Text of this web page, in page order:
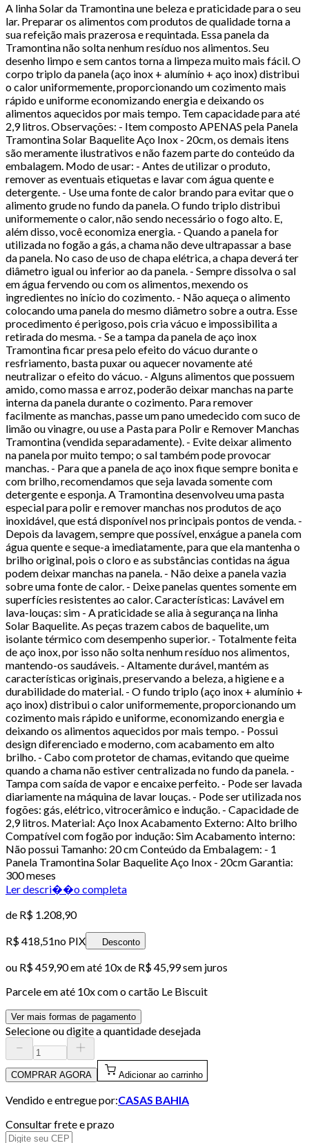
A linha Solar da Tramontina une beleza e praticidade para o seu
lar. Preparar os alimentos com produtos de qualidade torna a
sua refeição mais prazerosa e requintada. Essa panela da
Tramontina não solta nenhum resíduo nos alimentos. Seu
desenho limpo e sem cantos torna a limpeza muito mais fácil. O
corpo triplo da panela (aço inox + alumínio + aço inox) distribui
o calor uniformemente, proporcionando um cozimento mais
rápido e uniforme economizando energia e deixando os
alimentos aquecidos por mais tempo. Tem capacidade para até
2,9 litros. Observações: - Item composto APENAS pela Panela
Tramontina Solar Baquelite Aço Inox - 20cm, os demais itens
são meramente ilustrativos e não fazem parte do conteúdo da
embalagem. Modo de usar: - Antes de utilizar o produto,
remover as eventuais etiquetas e lavar com água quente e
detergente. - Use uma fonte de calor brando para evitar que o
alimento grude no fundo da panela. O fundo triplo distribui
uniformemente o calor, não sendo necessário o fogo alto. E,
além disso, você economiza energia. - Quando a panela for
utilizada no fogão a gás, a chama não deve ultrapassar a base
da panela. No caso de uso de chapa elétrica, a chapa deverá ter
diâmetro igual ou inferior ao da panela. - Sempre dissolva o sal
em água fervendo ou com os alimentos, mexendo os
ingredientes no início do cozimento. - Não aqueça o alimento
colocando uma panela do mesmo diâmetro sobre a outra. Esse
procedimento é perigoso, pois cria vácuo e impossibilita a
retirada do mesma. - Se a tampa da panela de aço inox
Tramontina ficar presa pelo efeito do vácuo durante o
resfriamento, basta puxar ou aquecer novamente até
neutralizar o efeito do vácuo. - Alguns alimentos que possuem
amido, como massa e arroz, poderão deixar manchas na parte
interna da panela durante o cozimento. Para remover
facilmente as manchas, passe um pano umedecido com suco de
limão ou vinagre, ou use a Pasta para Polir e Remover Manchas
Tramontina (vendida separadamente). - Evite deixar alimento
na panela por muito tempo; o sal também pode provocar
manchas. - Para que a panela de aço inox fique sempre bonita e
com brilho, recomendamos que seja lavada somente com
detergente e esponja. A Tramontina desenvolveu uma pasta
especial para polir e remover manchas nos produtos de aço
inoxidável, que está disponível nos principais pontos de venda. -
Depois da lavagem, sempre que possível, enxágue a panela com
água quente e seque-a imediatamente, para que ela mantenha o
brilho original, pois o cloro e as substâncias contidas na água
podem deixar manchas na panela. - Não deixe a panela vazia
sobre uma fonte de calor. - Deixe panelas quentes somente em
superfícies resistentes ao calor. Características: Lavável em
lava-louças: sim - A praticidade se alia à segurança na linha
Solar Baquelite. As peças trazem cabos de baquelite, um
isolante térmico com desempenho superior. - Totalmente feita
de aço inox, por isso não solta nenhum resíduo nos alimentos,
mantendo-os saudáveis. - Altamente durável, mantém as
características originais, preservando a beleza, a higiene e a
durabilidade do material. - O fundo triplo (aço inox + alumínio +
aço inox) distribui o calor uniformemente, proporcionando um
cozimento mais rápido e uniforme, economizando energia e
deixando os alimentos aquecidos por mais tempo. - Possui
design diferenciado e moderno, com acabamento em alto
brilho. - Cabo com protetor de chamas, evitando que queime
quando a chama não estiver centralizada no fundo da panela. -
Tampa com saída de vapor e encaixe perfeito. - Pode ser lavada
diariamente na máquina de lavar louças. - Pode ser utilizada nos
fogões: gás, elétrico, vitrocerâmico e indução. - Capacidade de
2,9 litros. Material: Aço Inox Acabamento Externo: Alto brilho
Compatível com fogão por indução: Sim Acabamento interno:
Não possui Tamanho: 20 cm Conteúdo da Embalagem: - 1
Panela Tramontina Solar Baquelite Aço Inox - 20cm Garantia:
300 meses
Ler descri��o completa
de R$ 1.208,90
R$ 418,51no PIX Desconto
ou R$ 459,90em até 10x de R$ 45,99 sem juros
Parcele em até 10x com o cartão Le Biscuit
Ver mais formas de pagamento
Selecione ou digite a quantidade desejada
COMPRAR AGORA Adicionar ao carrinho
Vendido e entregue por:CASAS BAHIA
Consultar frete e prazo